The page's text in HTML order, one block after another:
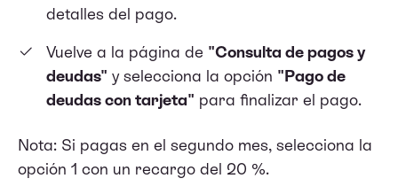
detalles del pago.
Vuelve a la página de "Consulta de pagos y
deudas" y selecciona la opción "Pago de
deudas con tarjeta" para finalizar el pago.
Nota: Si pagas en el segundo mes, selecciona la
opción 1 con un recargo del 20 %.